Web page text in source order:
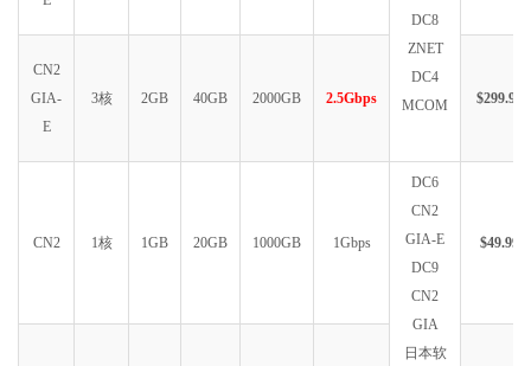
DC8
ZNET
DC4
MCOM
CN2
GIA-
E
3核 2GB 40GB 2000GB 2.5Gbps $299.99
CN2 1核 1GB 20GB 1000GB 1Gbps
DC6
CN2
GIA-E
DC9
CN2
GIA
日本软
$49.99